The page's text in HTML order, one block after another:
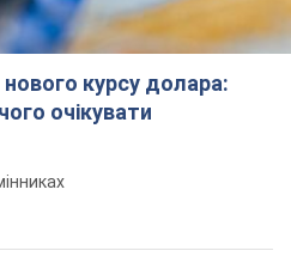
курсу долара:
очікувати